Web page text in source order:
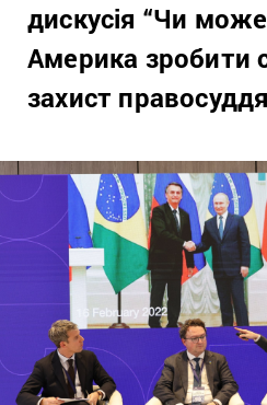
дискусія “Чи
Америка зробити
захист